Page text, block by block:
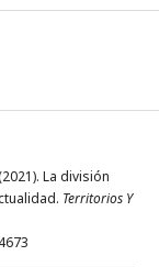
La división
Territorios Y